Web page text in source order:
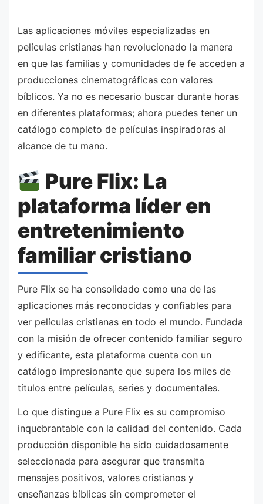
Las aplicaciones móviles especializadas en
películas cristianas han revolucionado la manera
en que las familias y comunidades de fe acceden a
producciones cinematográficas con valores
bíblicos. Ya no es necesario buscar durante horas
en diferentes plataformas; ahora puedes tener un
catálogo completo de películas inspiradoras al
alcance de tu mano.
Pure Flix: La
plataforma líder en
entretenimiento
familiar cristiano
Pure Flix se ha consolidado como una de las
aplicaciones más reconocidas y confiables para
ver películas cristianas en todo el mundo. Fundada
con la misión de ofrecer contenido familiar seguro
y edificante, esta plataforma cuenta con un
catálogo impresionante que supera los miles de
títulos entre películas, series y documentales.
Lo que distingue a Pure Flix es su compromiso
inquebrantable con la calidad del contenido. Cada
producción disponible ha sido cuidadosamente
seleccionada para asegurar que transmita
mensajes positivos, valores cristianos y
enseñanzas bíblicas sin comprometer el